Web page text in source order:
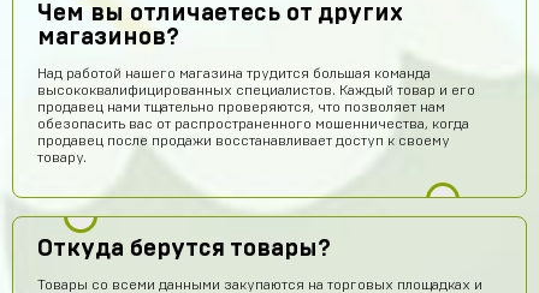
Чем вы отличаетесь от других
магазинов?
Над работой нашего магазина трудится большая команда
высококвалифицированных специалистов. Каждый товар и его
продавец нами тщательно проверяются, что позволяет нам
обезопасить вас от распространенного мошенничества, когда
продавец после продажи восстанавливает доступ к своему
товару.
Откуда берутся товары?
Товары со всеми данными закупаются на торговых площадках и